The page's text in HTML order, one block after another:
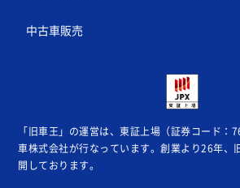
中古車販売
「旧車王」の運営は、東証上場（証券コード：
車株式会社が行なっています。創業より26年、
開しております。